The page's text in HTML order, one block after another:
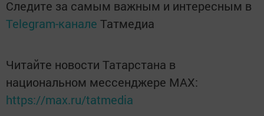
Следите за самым важным и интересным в
Telegram-канале Татмедиа
Читайте новости Татарстана в
национальном мессенджере MАХ:
https://max.ru/tatmedia